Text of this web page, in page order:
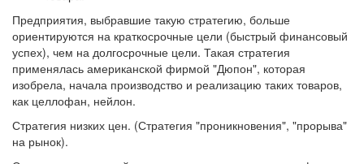
Предприятия, выбравшие такую стратегию, больше
ориентируются на краткосрочные цели (быстрый финансовый
успех), чем на долгосрочные цели. Такая стратегия
применялась американской фирмой "Дюпон", которая
изобрела, начала производство и реализацию таких товаров,
как целлофан, нейлон.
Стратегия низких цен. (Стратегия "проникновения", "прорыва"
на рынок).